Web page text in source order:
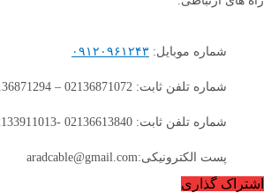
شماره موبایل: ۰۹۱۲۰۹۶۱۲۴۳
شماره تلفن ثابت: 02136871072 – 02136871294
شماره تلفن ثابت: 02136613840 -02133911013
پست الکترونیکی:aradcable@gmail.com
اشتراک گذاری